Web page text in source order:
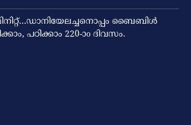
ബൈബിൾ
പഠിക്കാം 220-ാo ദിവസം.